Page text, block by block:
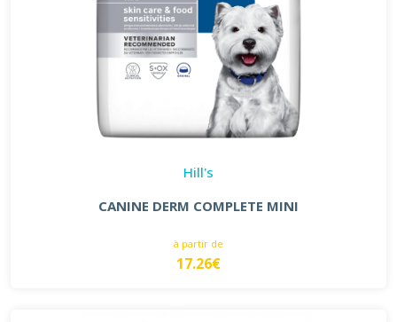
Hill's
CANINE DERM COMPLETE MINI
à partir de
17.26€